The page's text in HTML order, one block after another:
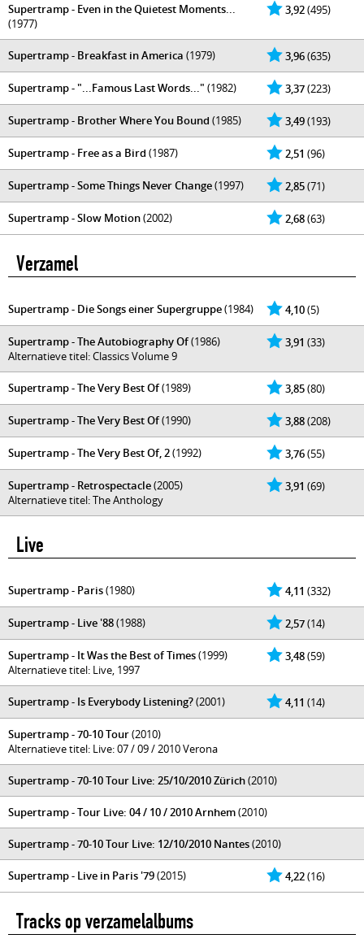
3,92(495)
Supertramp - Even in the Quietest Moments...
(1977)
3,96(635)
Supertramp - Breakfast in America (1979)
3,37(223)
Supertramp - "...Famous Last Words..." (1982)
3,49(193)
Supertramp - Brother Where You Bound (1985)
2,51 (96)
Supertramp - Free as a Bird (1987)
2,85(71)
Supertramp - Some Things Never Change(1997)
2,68(63)
Supertramp - Slow Motion(2002)
Verzamel
4,10(5)
Supertramp - Die Songs einer Supergruppe(1984)
3,91 (33)
Supertramp - The Autobiography Of(1986)
Alternatieve titel: Classics Volume 9
3,85(80)
Supertramp - The Very Best Of(1989)
3,88(208)
Supertramp - The Very Best Of(1990)
3,76(55)
Supertramp - The Very Best Of, 2(1992)
3,91 (69)
Supertramp - Retrospectacle(2005)
Alternatieve titel: The Anthology
Live
4,11 (332)
Supertramp - Paris(1980)
2,57(14)
Supertramp - Live '88(1988)
3,48(59)
Supertramp - It Was the Best of Times(1999)
Alternatieve titel: Live, 1997
4,11 (14)
Supertramp - Is Everybody Listening?(2001)
Supertramp - 70-10 Tour(2010)
Alternatieve titel: Live: 07 / 09 / 2010 Verona
Supertramp - 70-10 Tour Live: 25/10/2010 Zürich(2010)
Supertramp - Tour Live: 04 / 10 / 2010 Arnhem(2010)
Supertramp - 70-10 Tour Live: 12/10/2010 Nantes(2010)
4,22(16)
Supertramp - Live in Paris '79(2015)
Tracks op verzamelalbums